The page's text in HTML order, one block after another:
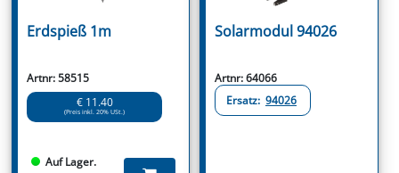
Erdspieß 1m
Artnr: 58515
€ 11.40
(Preis inkl. 20% USt.)
Auf Lager.
Solarmodul 94026
Artnr: 64066
Ersatz: 94026